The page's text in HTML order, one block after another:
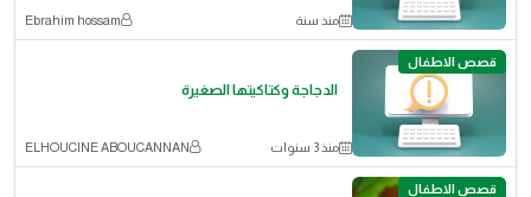
منذ سنة Ebrahim hossam
قصص الاطفال
الدجاجة وكتاكيتها الصغيرة
منذ 3 سنوات ELHOUCINE ABOUCANNAN
قصص الاطفال